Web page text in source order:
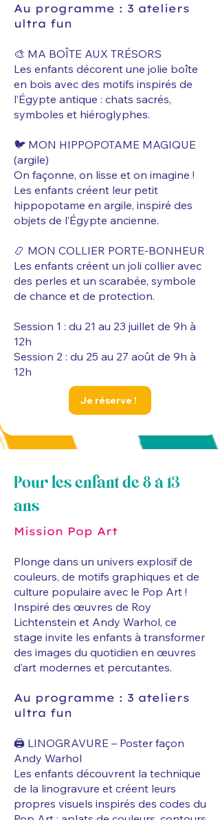
Au programme : 3 ateliers
ultra fun
🎨 MA BOÎTE AUX TRÉSORS
Les enfants décorent une jolie boîte
en bois avec des motifs inspirés de
l’Égypte antique : chats sacrés,
symboles et hiéroglyphes.
🐦 MON HIPPOPOTAME MAGIQUE
(argile)
On façonne, on lisse et on imagine !
Les enfants créent leur petit
hippopotame en argile, inspiré des
objets de l’Égypte ancienne.
📿 MON COLLIER PORTE-BONHEUR
Les enfants créent un joli collier avec
des perles et un scarabée, symbole
de chance et de protection.
Session 1 : du 21 au 23 juillet de 9h à
12h
Session 2 : du 25 au 27 août de 9h à
12h
Je réserve !
Pour les enfant de 8 à 13
ans
Mission Pop Art
Plonge dans un univers explosif de
couleurs, de motifs graphiques et de
culture populaire avec le Pop Art !
Inspiré des œuvres de Roy
Lichtenstein et Andy Warhol, ce
stage invite les enfants à transformer
des images du quotidien en œuvres
d’art modernes et percutantes.
Au programme : 3 ateliers
ultra fun
🖨️ LINOGRAVURE – Poster façon
Andy Warhol
Les enfants découvrent la technique
de la linogravure et créent leurs
propres visuels inspirés des codes du